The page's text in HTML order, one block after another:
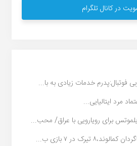
در کانال تلگرام
فوتبال:پدرم خدمات زیادی به با...
مرد ایتالیایی...
تیرک در ۷ بازی ب...